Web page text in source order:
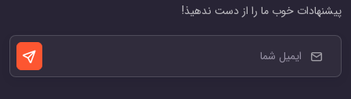
پیشنهادات خوب ما را از دست ندهیذ!